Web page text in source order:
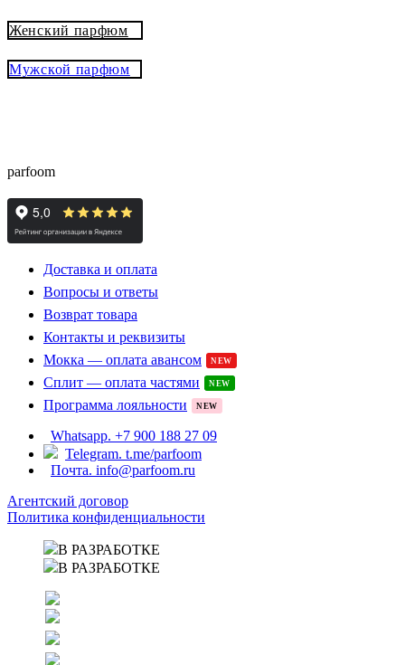
Женский парфюм
Мужской парфюм
parfoom
Доставка и оплата
Вопросы и ответы
Возврат товара
Контакты и реквизиты
Мокка — оплата авансом
NEW
Сплит — оплата частями NEW
Программа лояльности NEW
Whatsapp. +7 900 188 27 09
Telegram. t.me/parfoom
Почта. info@parfoom.ru
Агентский договор
Политика конфиденциальности
В РАЗРАБОТКЕ
В РАЗРАБОТКЕ